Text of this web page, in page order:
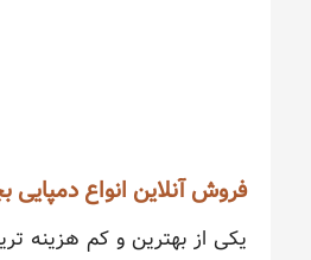
فروش آنلاین انواع دمپایی
یکی از بهترین و کم هزینه